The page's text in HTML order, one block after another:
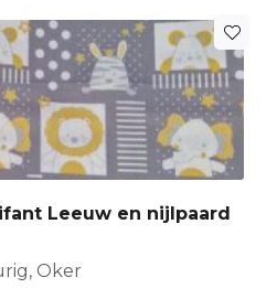
Leeuw en nijlpaard
Oker